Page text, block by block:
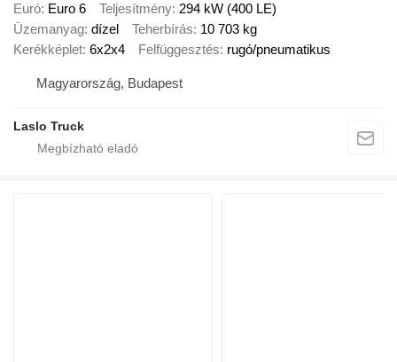
Euró Euro 6 Teljesítmény 294 kW (400 LE)
Üzemanyag dízel Teherbírás 10 703 kg
Kerékképlet 6x2x4 Felfüggesztés rugó/pneumatikus
Magyarország, Budapest
Laslo Truck